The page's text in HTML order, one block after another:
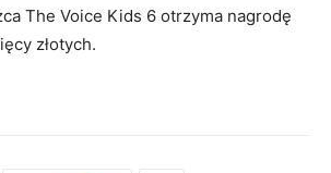
The Voice Kids 6 otrzyma nagrodę
złotych.